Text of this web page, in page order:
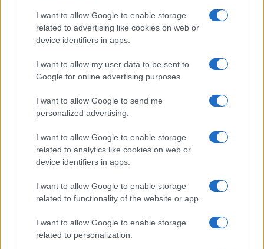
I want to allow Google to enable storage
related to advertising like cookies on web or
device identifiers in apps.
I want to allow my user data to be sent to
Google for online advertising purposes.
I want to allow Google to send me
personalized advertising.
I want to allow Google to enable storage
related to analytics like cookies on web or
device identifiers in apps.
I want to allow Google to enable storage
related to functionality of the website or app.
I want to allow Google to enable storage
related to personalization.
V letošnji sezoni v Bike parku Poseka
prav tako
pripravljajo kopico dogodkov, ki smo jih vajeni že iz
preteklih sezon. Prvi dogodek sezone, Dig Day, imajo že
za seboj, že naslednjega pa načrtujejo
junija 2024, ko bo potekalauradna otvoritev. Za
otvoritev pripravljajo pester dan, poln furanja v parku in
preizkušanja novih prog, čeprav flow trail za obiskovalce
zaradi velike količine vode, še ne bo odprt. V
spremljevalnem programu pa nas čaka pester nabor
stojnic z MTB opremo, nekaj kulinaričnih dobrot in še